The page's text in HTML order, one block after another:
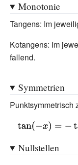
Monotonie
Tangens: Im
Kotangens: Im
fallend.
Symmetrien
Punktsymmetrisch
{\displaystyle
x\qquad
Nullstellen